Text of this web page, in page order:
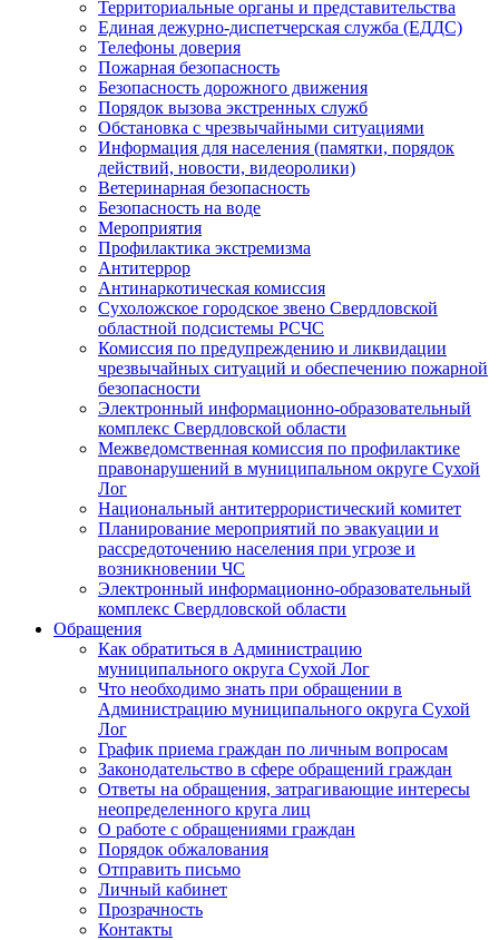
Территориальные органы и представительства
Единая дежурно-диспетчерская служба (ЕДДС)
Телефоны доверия
Пожарная безопасность
Безопасность дорожного движения
Порядок вызова экстренных служб
Обстановка с чрезвычайными ситуациями
Информация для населения (памятки, порядок
действий, новости, видеоролики)
Ветеринарная безопасность
Безопасность на воде
Мероприятия
Профилактика экстремизма
Антитеррор
Антинаркотическая комиссия
Сухоложское городское звено Свердловской
областной подсистемы РСЧС
Комиссия по предупреждению и ликвидации
чрезвычайных ситуаций и обеспечению пожарной
безопасности
Электронный информационно-образовательный
комплекс Cвердловской области
Межведомственная комиссия по профилактике
правонарушений в муниципальном округе Сухой
Лог
Национальный антитеррористический комитет
Планирование мероприятий по эвакуации и
рассредоточению населения при угрозе и
возникновении ЧС
Электронный информационно-образовательный
комплекс Свердловской области
Обращения
Как обратиться в Администрацию
муниципального округа Сухой Лог
Что необходимо знать при обращении в
Администрацию муниципального округа Сухой
Лог
График приема граждан по личным вопросам
Законодательство в сфере обращений граждан
Ответы на обращения, затрагивающие интересы
неопределенного круга лиц
О работе с обращениями граждан
Порядок обжалования
Отправить письмо
Личный кабинет
Прозрачность
Контакты